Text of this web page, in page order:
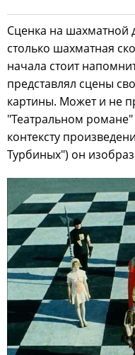
Сценка на шахматной
столько шахматная
начала стоит
представлял сцены
картины. Может и не
"Театральном
контексту
Турбиных") он